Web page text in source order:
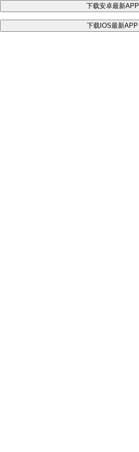
下载安卓最新APP
下载IOS最新APP